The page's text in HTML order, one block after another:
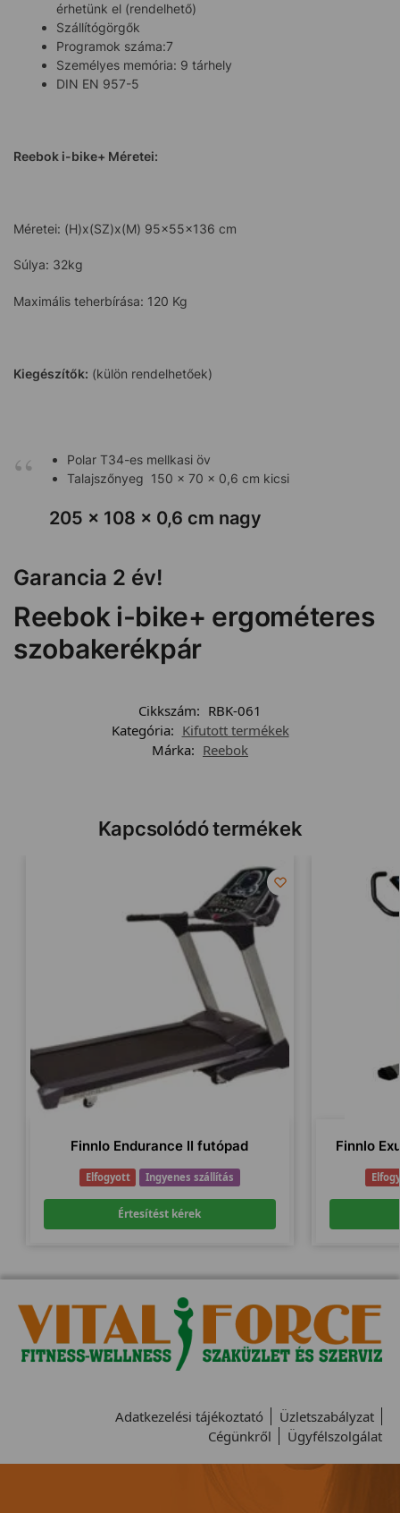
érhetünk el (rendelhető)
Szállítógörgők
Programok száma:7
Személyes memória: 9 tárhely
DIN EN 957-5
Reebok i-bike+ Méretei:
Méretei: (H)x(SZ)x(M) 95x55x136 cm
Súlya: 32kg
Maximális teherbírása: 120 Kg
Kiegészítők: (külön rendelhetőek)
Polar T34-es mellkasi öv
Talajszőnyeg 150 x 70 x 0,6 cm kicsi
205 x 108 x 0,6 cm nagy
Garancia 2 év!
Reebok i-bike+ ergométeres
szobakerékpár
Cikkszám: RBK-061
Kategória: Kifutott termékek
Márka: Reebok
Kapcsolódó termékek
Finnlo Endurance II futópad
Elfogyott Ingyenes szállítás
Értesítést kérek
Finnlo
Adatkezelési tájékoztató
Üzletszabályzat
Cégünkről
Ügyfélszolgálat